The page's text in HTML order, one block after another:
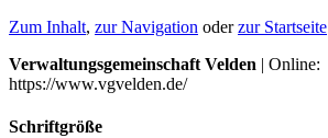
Zum Inhalt, zur Navigation oderzur Startseite
Verwaltungsgemeinschaft Velden | Online:
https://www.vgvelden.de/
Schriftgröße